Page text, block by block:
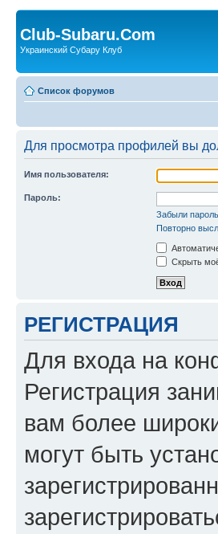
Club-Subaru.Com
Украинский Субару Клуб
Список форумов
Для просмотра профилей вы
Имя пользователя:
Пароль:
Забыли
Повторно
Скрыть
РЕГИСТРАЦИЯ
Для входа на
Регистрация
вам более
могут быть